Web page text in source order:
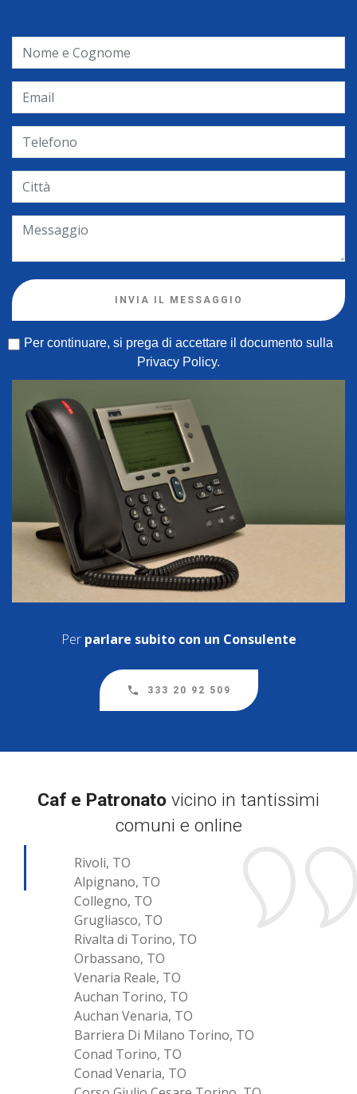
INVIA IL MESSAGGIO
Per continuare, si prega di accettare il documento sulla
Privacy Policy.
Per parlare subito con un Consulente
333 20 92 509
Caf e Patronato vicino in tantissimi
comuni e online
Rivoli, TO
Alpignano, TO
Collegno, TO
Grugliasco, TO
Rivalta di Torino, TO
Orbassano, TO
Venaria Reale, TO
Auchan Torino, TO
Auchan Venaria, TO
Barriera Di Milano Torino, TO
Conad Torino, TO
Conad Venaria, TO